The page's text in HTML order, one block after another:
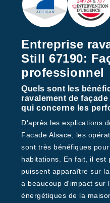
Entreprise
Still 67190:
professionnel
Quels sont les
ravalement de
qui concerne les
D'après les explications
Facade Alsace, les
sont très bénéfiques
habitations. En fait, il est
puissent apparaître sur
a beaucoup d'impact sur
énergétiques de la